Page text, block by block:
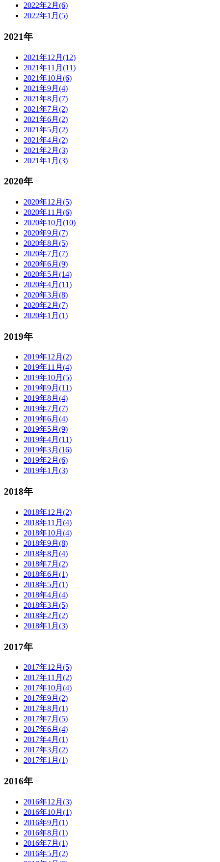
2022年2月(6)
2022年1月(5)
2021年
2021年12月(12)
2021年11月(11)
2021年10月(6)
2021年9月(4)
2021年8月(7)
2021年7月(2)
2021年6月(2)
2021年5月(2)
2021年4月(2)
2021年2月(3)
2021年1月(3)
2020年
2020年12月(5)
2020年11月(6)
2020年10月(10)
2020年9月(7)
2020年8月(5)
2020年7月(7)
2020年6月(9)
2020年5月(14)
2020年4月(11)
2020年3月(8)
2020年2月(7)
2020年1月(1)
2019年
2019年12月(2)
2019年11月(4)
2019年10月(5)
2019年9月(11)
2019年8月(4)
2019年7月(7)
2019年6月(4)
2019年5月(9)
2019年4月(11)
2019年3月(16)
2019年2月(6)
2019年1月(3)
2018年
2018年12月(2)
2018年11月(4)
2018年10月(4)
2018年9月(8)
2018年8月(4)
2018年7月(2)
2018年6月(1)
2018年5月(1)
2018年4月(4)
2018年3月(5)
2018年2月(2)
2018年1月(3)
2017年
2017年12月(5)
2017年11月(2)
2017年10月(4)
2017年9月(2)
2017年8月(1)
2017年7月(5)
2017年6月(4)
2017年4月(1)
2017年3月(2)
2017年1月(1)
2016年
2016年12月(3)
2016年10月(1)
2016年9月(1)
2016年8月(1)
2016年7月(1)
2016年5月(2)